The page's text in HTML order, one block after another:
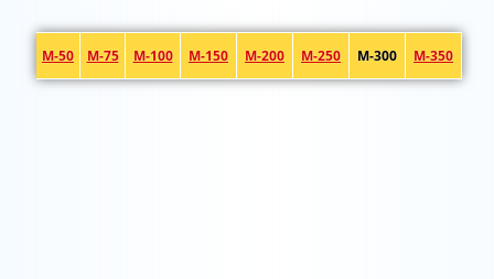
М-50 М-75 М-100 М-150 М-200 М-250 М-300 М-350